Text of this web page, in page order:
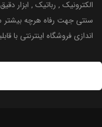
الکترونیک , رباتیک , ابزار
سنتی جهت رفاه هرچه بیشتر
اندازی فروشگاه اینترنتی با